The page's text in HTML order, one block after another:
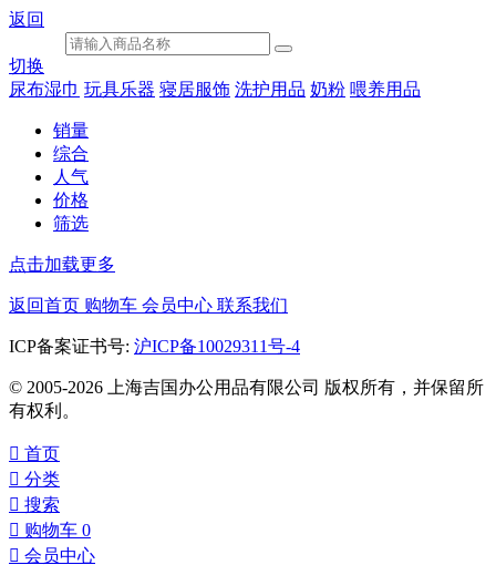
返回
切换
尿布湿巾 玩具乐器 寝居服饰 洗护用品 奶粉 喂养用品
销量
综合
人气
价格
筛选
点击加载更多
返回首页 购物车 会员中心 联系我们
ICP备案证书号: 沪ICP备10029311号-4
© 2005-2026 上海吉国办公用品有限公司 版权所有，并保留所
有权利。
 首页
 分类
 搜索
 购物车 0
 会员中心